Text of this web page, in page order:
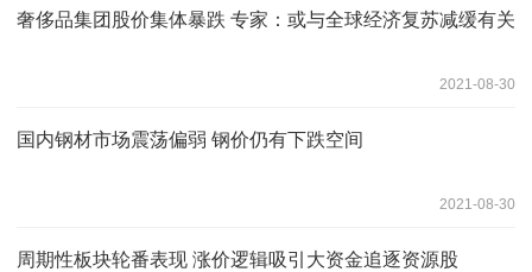
奢侈品集团股价集体暴跌 专家：或与全球经济复苏减缓有关
2021-08-30
国内钢材市场震荡偏弱 钢价仍有下跌空间
2021-08-30
周期性板块轮番表现 涨价逻辑吸引大资金追逐资源股